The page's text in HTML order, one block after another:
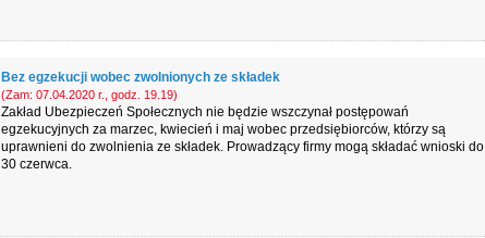
Bez egzekucji wobec zwolnionych ze składek
(Zam: 07.04.2020 r., godz. 19.19)
Zakład Ubezpieczeń Społecznych nie będzie wszczynał postępowań
egzekucyjnych za marzec, kwiecień i maj wobec przedsiębiorców, którzy są
uprawnieni do zwolnienia ze składek. Prowadzący firmy mogą składać wnioski do
30 czerwca.